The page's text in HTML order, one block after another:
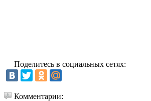
Поделитесь в социальных сетях:
Комментарии: